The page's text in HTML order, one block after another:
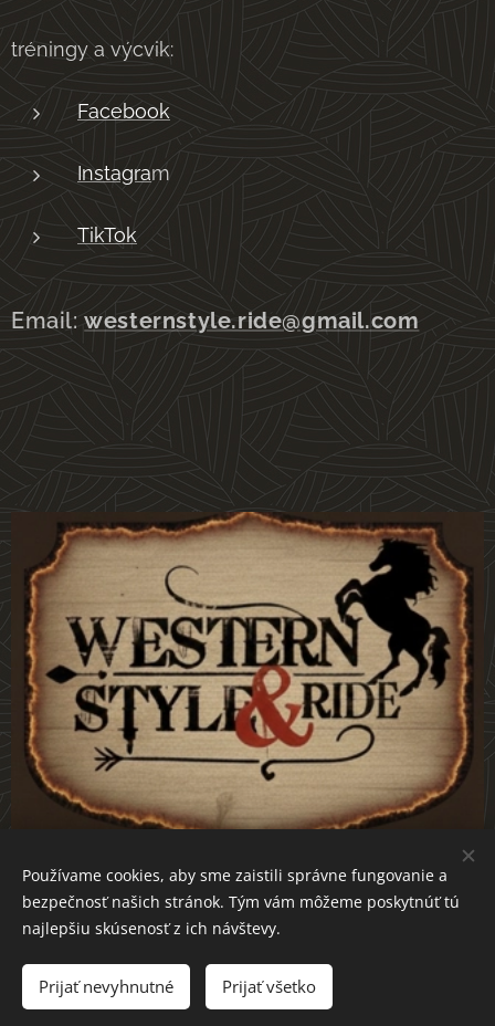
Do košíka
tréningy a výcvik:
Facebook
Instagram
TikTok
Email:westernstyle.ride@gmail.com
westernstyle-ride.sk Cookies
Používame cookies, aby sme zaistili správne fungovanie a
bezpečnosť našich stránok. Tým vám môžeme poskytnúť tú
najlepšiu skúsenosť z ich návštevy.
Prijať nevyhnutné Prijať všetko